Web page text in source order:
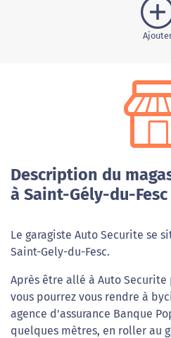
Description du
à Saint-Gély-du-Fesc
Le garagiste Auto Securite se
Saint-Gely-du-Fesc.
Après être allé à Auto Securite
vous pourrez vous rendre à
agence d'assurance Banque
quelques mètres, en roller au